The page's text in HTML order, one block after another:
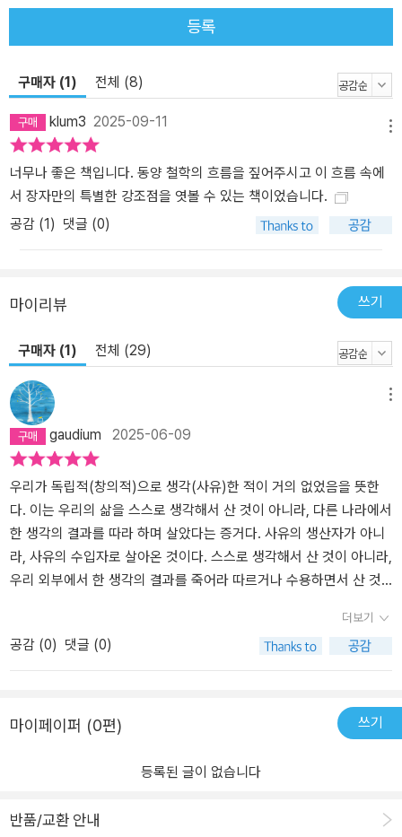
것, 자신의 즐거움을 찾아 사는 '자쾌(自快)', 근원을 살피라는 '찰기
시(察其始)', 특정한 이념에 갇힌 자신을 버려야 한다는 '오상아(吾
으로 쉽게 정리할 수 없을 만큼 심오하다. 심지어 장자는 이를 여러 편
관통하는메시지가 담긴 핵심적인 부분들을 뽑아 진정한 뜻을 논한다.
"모든 위대함의 출발점은 자기 자신" 내면의 두께를 쌓는 1인칭의 삶
을 역설한 장자 지금은 모든 게 빠르게 변하는 불확실성의 시대다. 그
런 와중에 우리의 불안감은 다른 사람과의 비교를 통해 증폭된다. 이
에 더해 전쟁, 환경 문제, 혼탁한 정세 등 그 어느 때보다 혼란스러운
시기를 거치고 있다. 저자 최진석은 책의 머리말에서 묻는다. "당신을
이게 하는 것은 도대체 무엇인가." 〈추수〉 편에는 발이 하나인 기가 발
이 많은 노래기를 부러워하고, 노래기는 발 없이 빨리 가는 뱀을 부러
워하고, 뱀은 더 빠른 바람을 부러워하는 이야기가 나온다. 각각은 자
신을 왜 부러워하는지 알지 못한다. 또 조나라에 춤을 배우러 갔다가
춤을 배우지도 못하고 자기 걸음걸이마저 잃어버리는 연나라 시골 청
년 이야기도 등장한다. 제대로 된 자기의 것을 갖지 못하고 남의 것만
을 부러워하여 따라하는 것을 경계해야 한다는 《장자》의 이야기들은
지금 꼭 필요한 것이 아닐까. 이런 혼란과 불안감을 겪는 우리가 해야
할 것은 장자의 가르침대로 '정해진 마음'에 갇히지 않는 것, 각자가
개별자로서 자신만의 독립성을 갖추고, 자기 내면의 크기를 키워 세
상에 휘둘리지 않고 나아가는 것 아닐까. 앞서 말한 장자에 대한 오해
는 아마 인생의 무상함을 이야기하는 '호접지몽' 때문에 생겼을지도
모른다. 그러나 정작 장자 철학은 매우 현실적이다. 개인의 반성과 각
을 이야기한다. 장자는 마침 지금 우리에게 필요한 답을 갖고 있다. 우
리가 고전을 찾아 읽는 이유는 시간이 흘러도 변하지 않는 인간과 공
동체의 법칙, 나아가 세상의 도리를 깨닫는 것, 그리고 그것에 그치지
《장자》에는 불안과 혼란의 시대를 사는 우리의 생각을 전환시킬 이야
기가 담겨 있다. 《삶의 실력, 장자》는 그 길잡이가 되어줄 것이다.
등록
구매자 (1) 전체 (8)
klum3 2025-09-11
너무나 좋은 책입니다. 동양 철학의 흐름을 짚어주시고 이 흐름 속에
서 장자만의 특별한 강조점을 엿볼 수 있는 책이었습니다.
공감 (1 ) 댓글 (0)
마이리뷰 쓰기
구매자 (1) 전체 (29)
gaudium 2025-06-09
우리가 독립적(창의적)으로 생각(사유)한 적이 거의 없었음을 뜻한
다. 이는 우리의 삶을 스스로 생각해서 산 것이 아니라, 다른 나라에서
한 생각의 결과를 따라 하며 살았다는 증거다. 사유의 생산자가 아니
라, 사유의 수입자로 살아온 것이다. 스스로 생각해서 산 것이 아니라,
우리 외부에서 한 생각의 결과를 죽어라 따르거나 수용하면서 산 것
이 사유의 종속성에서 비롯된 결과다.-알라딘 eBook <삶의 실력, 장
자> (최진석 지음) 중에서사유의 종속성에 빠져서 오래 살다 보면,
‘정해진 마음’에 갇혀 우선 마음이 작아진다. 마음이 작아지면 사람이
가 일정 정도의 한계에 갇혀 한없이 팽창하지 못한다. 잘못하다가는
추격 국가로만 살지, 선도 국가로 올라서지 못할 수도 있다. 그러다가
저 멀리 하늘에 걸려 있는 별을 감탄하거나, 별처럼 빛나는 다른 사람
정작 자신은 한순간도 별처럼 빛나지 못한 채 명을 다해버린다. 장자
더보기
공감 (0) 댓글 (0)
마이페이퍼 (0편) 쓰기
등록된 글이 없습니다
반품/교환 안내